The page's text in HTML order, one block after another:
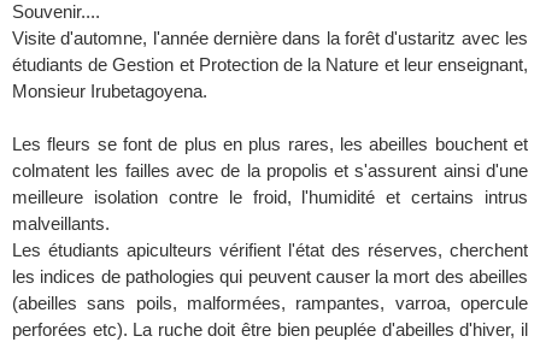
Souvenir....
Visite d'automne, l'année dernière dans la forêt d'ustaritz avec les
étudiants de Gestion et Protection de la Nature et leur enseignant,
Monsieur Irubetagoyena.
Les fleurs se font de plus en plus rares, les abeilles bouchent et
colmatent les failles avec de la propolis et s'assurent ainsi d'une
meilleure isolation contre le froid, l'humidité et certains intrus
malveillants.
Les étudiants apiculteurs vérifient l'état des réserves, cherchent
les indices de pathologies qui peuvent causer la mort des abeilles
(abeilles sans poils, malformées, rampantes, varroa, opercule
perforées etc). La ruche doit être bien peuplée d'abeilles d'hiver, il